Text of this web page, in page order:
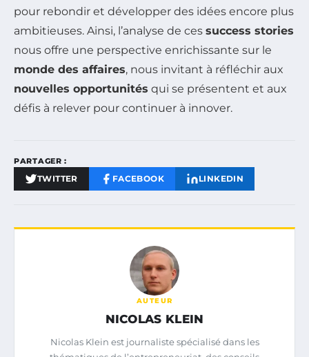
pour rebondir et développer des idées encore plus
ambitieuses. Ainsi, l’analyse de ces success stories
nous offre une perspective enrichissante sur le
monde des affaires, nous invitant à réfléchir aux
nouvelles opportunités qui se présentent et aux
défis à relever pour continuer à innover.
PARTAGER :
TWITTER FACEBOOK LINKEDIN
AUTEUR
NICOLAS KLEIN
Nicolas Klein est journaliste spécialisé dans les